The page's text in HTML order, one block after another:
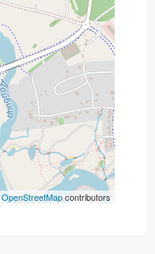
OpenStreetMapcontributors